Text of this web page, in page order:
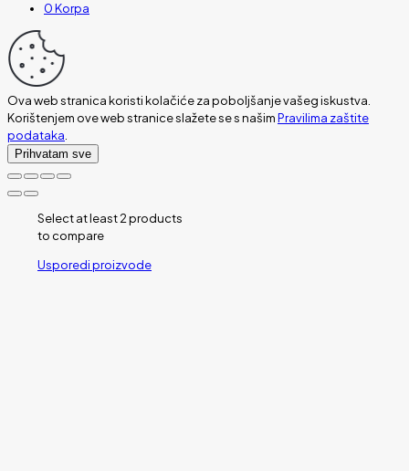
0Korpa
Ova web stranica koristi kolačiće za poboljšanje vašeg iskustva.
Korištenjem ove web stranice slažete se s našimPravilima zaštite
podataka.
Prihvatam sve
Select at least 2 products
to compare
Usporedi proizvode